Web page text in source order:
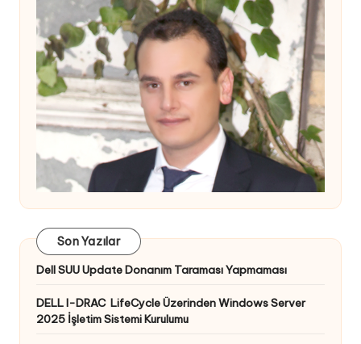
Son Yazılar
Dell SUU Update Donanım Taraması Yapmaması
DELL I-DRAC LifeCycle Üzerinden Windows Server
2025 İşletim Sistemi Kurulumu